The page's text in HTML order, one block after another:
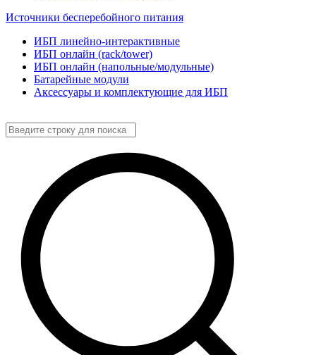
Источники бесперебойного питания
ИБП линейно-интерактивные
ИБП онлайн (rack/tower)
ИБП онлайн (напольные/модульные)
Батарейные модули
Аксессуары и комплектующие для ИБП